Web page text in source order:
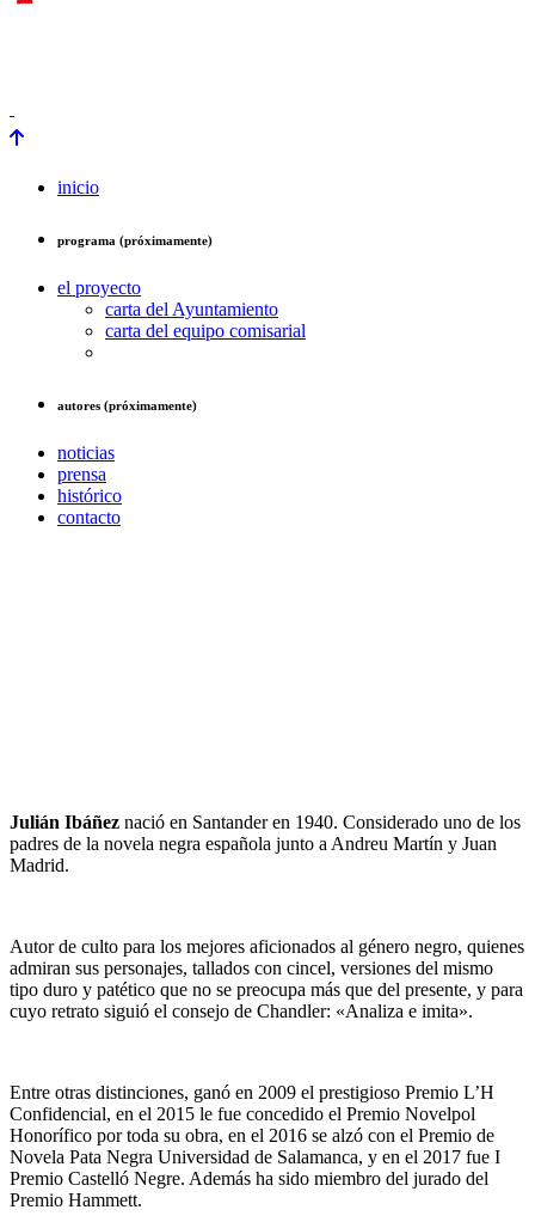
inicio
programa (próximamente)
el proyecto
carta del Ayuntamiento
carta del equipo comisarial
autores (próximamente)
noticias
prensa
histórico
contacto
Julián Ibáñez nació en Santander en 1940. Considerado uno de los
padres de la novela negra española junto a Andreu Martín y Juan
Madrid.
Autor de culto para los mejores aficionados al género negro, quienes
admiran sus personajes, tallados con cincel, versiones del mismo
tipo duro y patético que no se preocupa más que del presente, y para
cuyo retrato siguió el consejo de Chandler: «Analiza e imita».
Entre otras distinciones, ganó en 2009 el prestigioso Premio L’H
Confidencial, en el 2015 le fue concedido el Premio Novelpol
Honorífico por toda su obra, en el 2016 se alzó con el Premio de
Novela Pata Negra Universidad de Salamanca, y en el 2017 fue I
Premio Castelló Negre. Además ha sido miembro del jurado del
Premio Hammett.